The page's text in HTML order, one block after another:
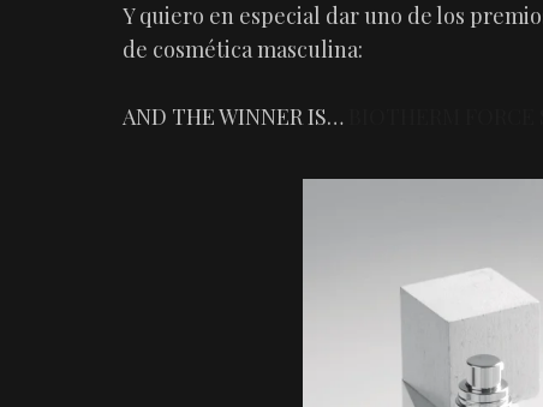
Y quiero en especial dar uno de los
de cosmética masculina:
AND THE WINNER IS…